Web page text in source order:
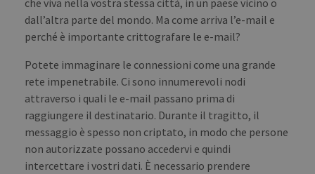
dall’altra parte del mondo. Ma come arriva l’e-mail e
perché è importante crittografare le e-mail?
Potete immaginare le connessioni come una grande
rete impenetrabile. Ci sono innumerevoli nodi
attraverso i quali le e-mail passano prima di
raggiungere il destinatario. Durante il tragitto, il
messaggio è spesso non criptato, in modo che persone
non autorizzate possano accedervi e quindi
intercettare i vostri dati. È necessario prendere